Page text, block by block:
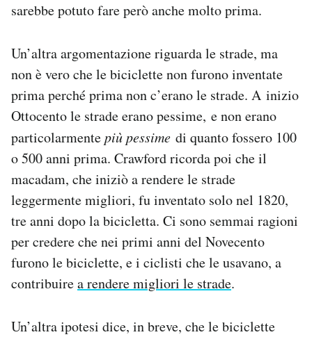
sarebbe potuto fare però anche molto prima.
Un’altra argomentazione riguarda le strade, ma
non è vero che le biciclette non furono inventate
prima perché prima non c’erano le strade. A inizio
Ottocento le strade erano pessime, e non erano
particolarmentepiù pessime di quanto fossero 100
o 500 anni prima. Crawford ricorda poi che il
macadam, che iniziò a rendere le strade
leggermente migliori, fu inventato solo nel 1820,
tre anni dopo la bicicletta. Ci sono semmai ragioni
per credere che nei primi anni del Novecento
furono le biciclette, e i ciclisti che le usavano, a
contribuirea rendere migliori le strade.
Un’altra ipotesi dice, in breve, che le biciclette